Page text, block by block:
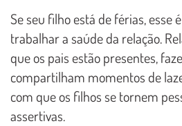
Se seu filho está de férias, esse
trabalhar a saúde da relação.
que os pais estão presentes,
compartilham momentos de
com que os filhos se tornem
assertivas.